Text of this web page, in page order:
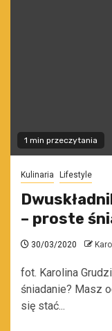
1 min przeczytania
Kulinaria Lifestyle
– proste
30/03/2020
fot. Karolina
śniadanie? Masz
się stać...